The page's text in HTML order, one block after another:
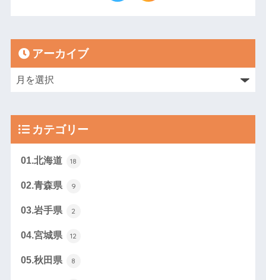
アーカイブ
カテゴリー
01.北海道 18
02.青森県 9
03.岩手県 2
04.宮城県 12
05.秋田県 8